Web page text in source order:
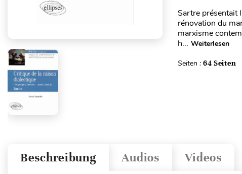
Sartre présentait
rénovation du
marxisme
h... Weiterlesen
Seiten : 64 Seiten
Videos
Audios
Beschreibung